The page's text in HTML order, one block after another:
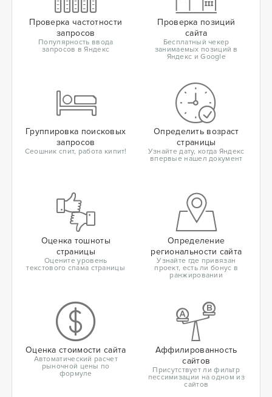
Проверка частотности
запросов
Популярность ввода
запросов в Яндекс
Проверка позиций
сайта
Бесплатный чекер
занимаемых позиций в
Яндекс и Google
Группировка поисковых
запросов
Сеошник спит, работа кипит!
Определить возраст
страницы
Узнайте дату, когда Яндекс
впервые нашел документ
Оценка тошноты
страницы
Оцените уровень
текстового спама страницы
Определение
региональности сайта
Узнайте где привязан
проект, есть ли бонус в
ранжировании
Оценка стоимости сайта
Автоматический расчет
рыночной цены по
формуле
Аффилированность
сайтов
Присутствует ли фильтр
пессимизации на одном из
сайтов